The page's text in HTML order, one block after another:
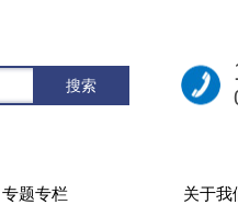
专题专栏 关于我